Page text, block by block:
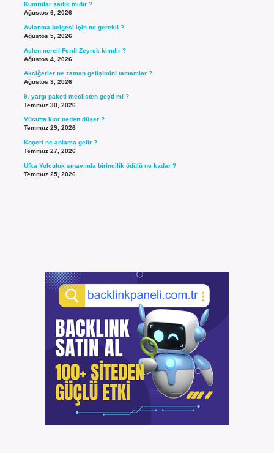
Kumrular sadık mıdır ?
Ağustos 6, 2026
Avlanma belgesi için ne gerekli ?
Ağustos 5, 2026
Aslen nereli Ferdi Zeyrek kimdir ?
Ağustos 4, 2026
Akciğerler ne zaman gelişimini tamamlar ?
Ağustos 3, 2026
9. yargı paketi meclisten geçti mi ?
Temmuz 30, 2026
Vücutta klor neden düşer ?
Temmuz 29, 2026
Koçeri ne anlama gelir ?
Temmuz 27, 2026
Ufka Yolculuk sınavında birincilik ödülü ne kadar ?
Temmuz 25, 2026